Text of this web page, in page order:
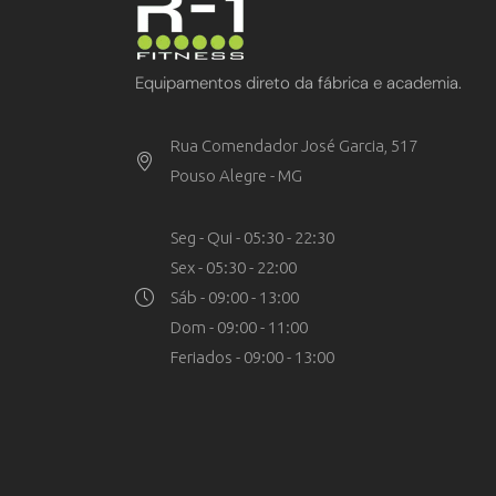
Equipamentos direto da fábrica e academia.
Rua Comendador José Garcia, 517
Pouso Alegre - MG
Seg - Qui - 05:30 - 22:30
Sex - 05:30 - 22:00
Sáb - 09:00 - 13:00
Dom - 09:00 - 11:00
Feriados - 09:00 - 13:00